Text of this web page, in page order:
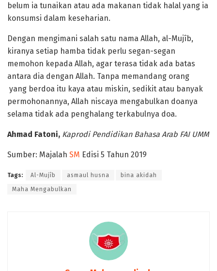
belum ia tunaikan atau ada makanan tidak halal yang ia
konsumsi dalam keseharian.
Dengan mengimani salah satu nama Allah, al-Mujîb,
kiranya setiap hamba tidak perlu segan-segan
memohon kepada Allah, agar terasa tidak ada batas
antara dia dengan Allah. Tanpa memandang orang
yang berdoa itu kaya atau miskin, sedikit atau banyak
permohonannya, Allah niscaya mengabulkan doanya
selama tidak ada penghalang terkabulnya doa.
Ahmad Fatoni, Kaprodi Pendidikan Bahasa Arab FAI UMM
Sumber: Majalah SM Edisi 5 Tahun 2019
Tags: Al-Mujîb asmaul husna bina akidah
Maha Mengabulkan